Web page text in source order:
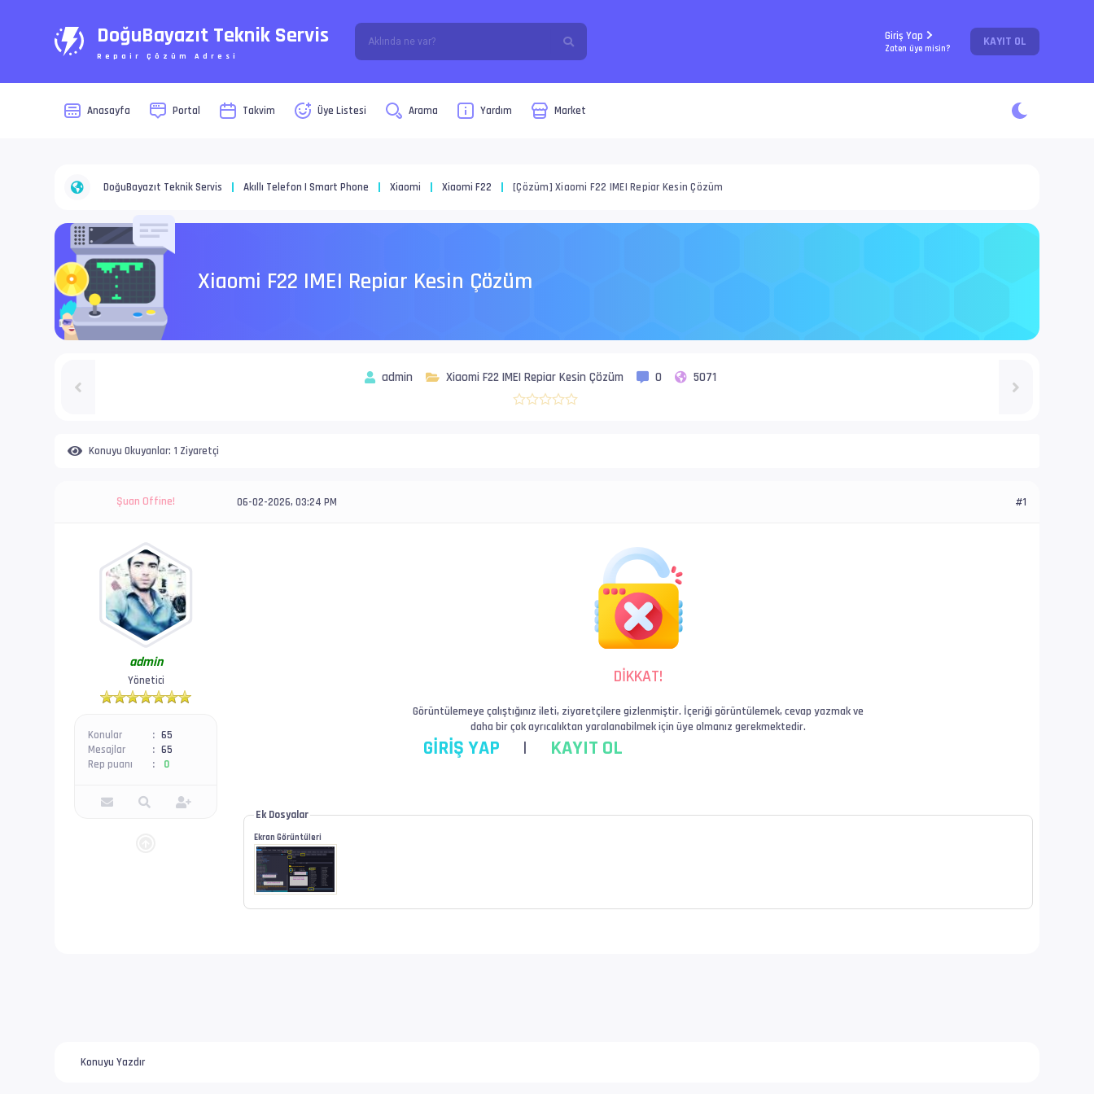
DoğuBayazıt Teknik Servis
Repair Çözüm Adresi
Giriş Yap
Zaten üye misin? KAYIT OL
Anasayfa Portal Takvim Üye Listesi Arama Yardım Market
DoğuBayazıt Teknik Servis Akıllı Telefon | Smart Phone Xiaomi Xiaomi F22 [Çözüm] Xiaomi F22 IMEI Repiar Kesin Çözüm
Xiaomi F22 IMEI Repiar Kesin Çözüm
admin Xiaomi F22 IMEI Repiar Kesin Çözüm 0 5071
Konuyu Okuyanlar: 1 Ziyaretçi
Şuan Offine! 06-02-2026, 03:24 PM #1
admin
Yönetici
Konular
65
Mesajlar
65
Rep puanı
0
DİKKAT!
Görüntülemeye çalıştığınız ileti, ziyaretçilere gizlenmiştir. İçeriği görüntülemek, cevap yazmak ve
daha bir çok ayrıcalıktan yaralanabilmek için üye olmanız gerekmektedir.
GİRİŞ YAP | KAYIT OL
Ek Dosyalar
Ekran Görüntüleri
Konuyu Yazdır